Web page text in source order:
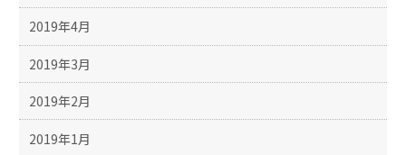
2019年4月
2019年3月
2019年2月
2019年1月